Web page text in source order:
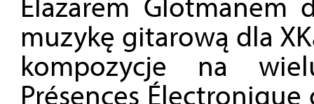
muzykę gitarową dla
kompozycje na
Présences